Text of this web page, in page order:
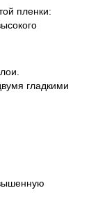
​​пленки:
гладкими